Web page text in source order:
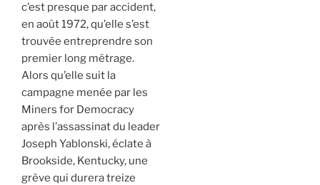
c’est presque par accident,
en août 1972, qu’elle s’est
trouvée entreprendre son
premier long métrage.
Alors qu’elle suit la
campagne menée par les
Miners for Democracy
après l’assassinat du leader
Joseph Yablonski, éclate à
Brookside, Kentucky, une
grève qui durera treize